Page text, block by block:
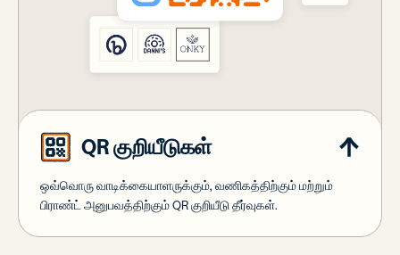
QR குறியீடுகள்
ஒவ்வொரு வாடிக்கையாளருக்கும், வணிகத்திற்கும் மற்றும்
பிராண்ட் அனுபவத்திற்கும் QR குறியீடு தீர்வுகள்.